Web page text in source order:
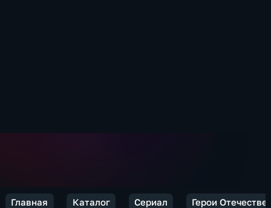
Главная Каталог Сериал Герои